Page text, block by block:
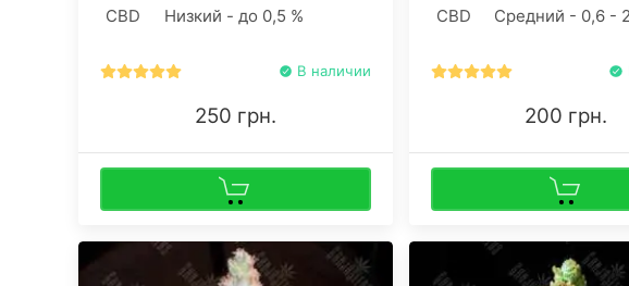
CBD Низкий - до 0,5 %
В наличии
250 грн.
октября.
CBD Средний - 0,6 -
200 грн.